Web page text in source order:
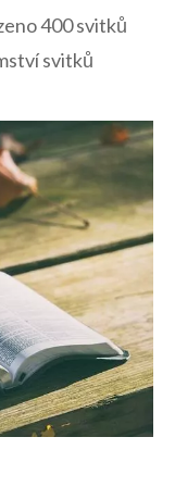
400 svitků
svitků